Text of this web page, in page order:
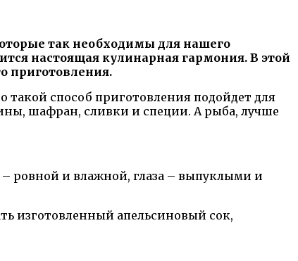
так необходимы для нашего
настоящая кулинарная гармония. В этой
приготовления.
такой способ приготовления подойдет для
шафран, сливки и специи. А рыба, лучше
ровной и влажной, глаза – выпуклыми и
изготовленный апельсиновый сок,